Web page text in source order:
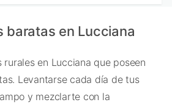
baratas en Lucciana
en Lucciana que poseen
Levantarse cada día de tus
y mezclarte con la